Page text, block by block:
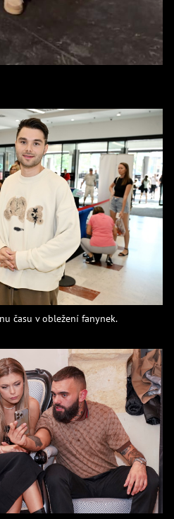
času v obležení fanynek.